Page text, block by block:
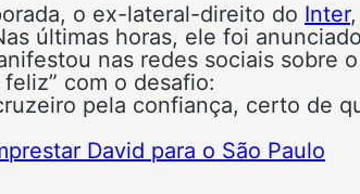
o ex-lateral-direito do Inter,
últimas horas, ele foi
nas redes sociais sobre o
com o desafio:
pela confiança, certo de
David para o São Paulo